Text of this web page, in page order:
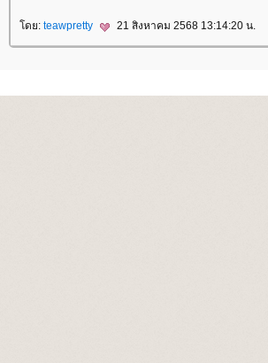
ดย: teawpretty 21 สิงหาคม 2568 13:14:20 น.